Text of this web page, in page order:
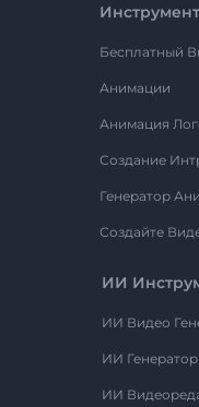
Бесплатный
Анимации
Анимация
Создание
Генератор
Создайте
ИИ
ИИ Видео
ИИ
ИИ